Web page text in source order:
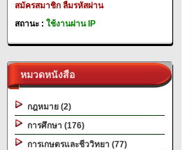
สมัครสมาชิก ลืมรหัสผ่าน
สถานะ : ใช้งานผ่าน IP
หมวดหนังสือ
กฎหมาย (2)
การศึกษา (176)
การเกษตรและชีววิทยา (77)